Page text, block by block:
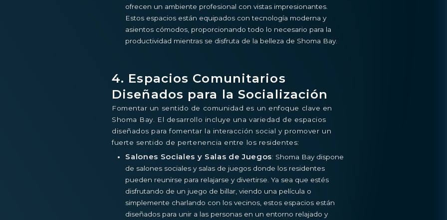
ofrecen un ambiente profesional con vistas impresionantes.
Estos espacios están equipados con tecnología moderna y
asientos cómodos, proporcionando todo lo necesario para la
productividad mientras se disfruta de la belleza de Shoma Bay.
4. Espacios Comunitarios
Diseñados para la Socialización
Fomentar un sentido de comunidad es un enfoque clave en
Shoma Bay. El desarrollo incluye una variedad de espacios
diseñados para fomentar la interacción social y promover un
fuerte sentido de pertenencia entre los residentes:
Salones Sociales y Salas de Juegos: Shoma Bay dispone
de salones sociales y salas de juegos donde los residentes
pueden reunirse para relajarse y divertirse. Ya sea que estés
disfrutando de un juego de billar, viendo una película o
simplemente charlando con los vecinos, estos espacios están
diseñados para unir a las personas en un entorno relajado y